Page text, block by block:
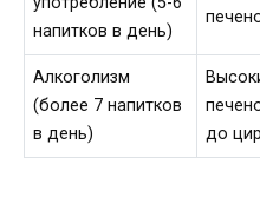
напитков в день)
Алкоголизм
(более 7 напитков
в день)
до